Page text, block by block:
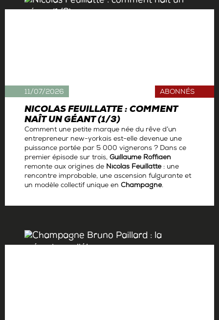
NICOLAS FEUILLATTE : COMMENT
NAÎT UN GÉANT (1/3)
ABONNÉS
Comment une petite marque née du rêve d’un
entrepreneur new-yorkais est-elle devenue une
puissance portée par 5 000 vignerons ? Dans ce
premier épisode sur trois, Guillaume Roffiaen
remonte aux origines de Nicolas Feuillatte: une
rencontre improbable, une ascension fulgurante et
un modèle collectif unique en Champagne.
11/07/2026